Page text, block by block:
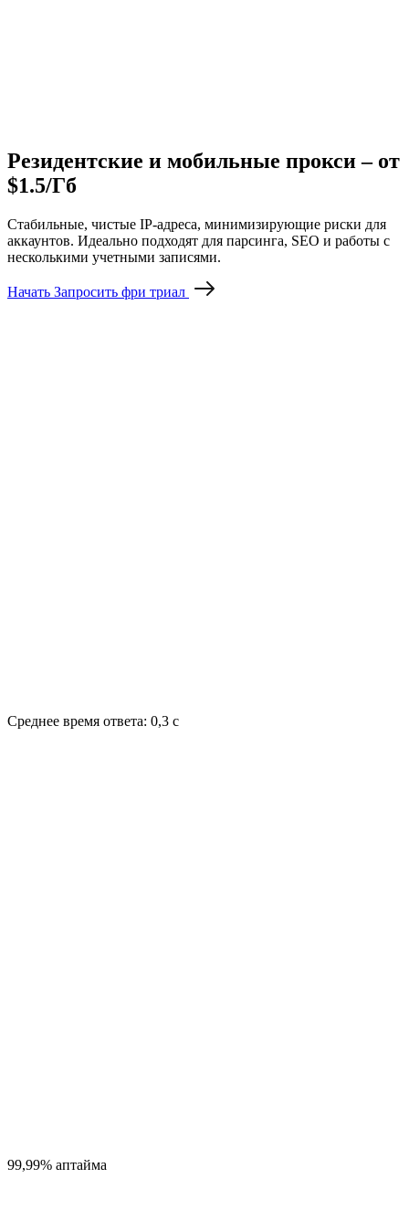
Резидентские и мобильные прокси – от
$1.5/Гб
Стабильные, чистые IP-адреса, минимизирующие риски для
аккаунтов. Идеально подходят для парсинга, SEO и работы с
несколькими учетными записями.
Начать Запросить фри триал
Среднее время ответа: 0,3 с
99,99% аптайма